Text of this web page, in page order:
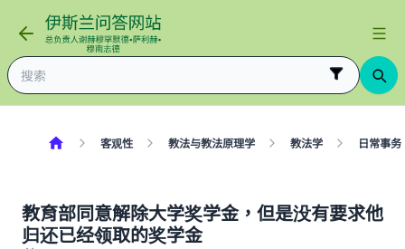
客观性 教法与教法原理学 教法学 日常事务
教育部同意解除大学奖学金，但是没有要求他
归还已经领取的奖学金